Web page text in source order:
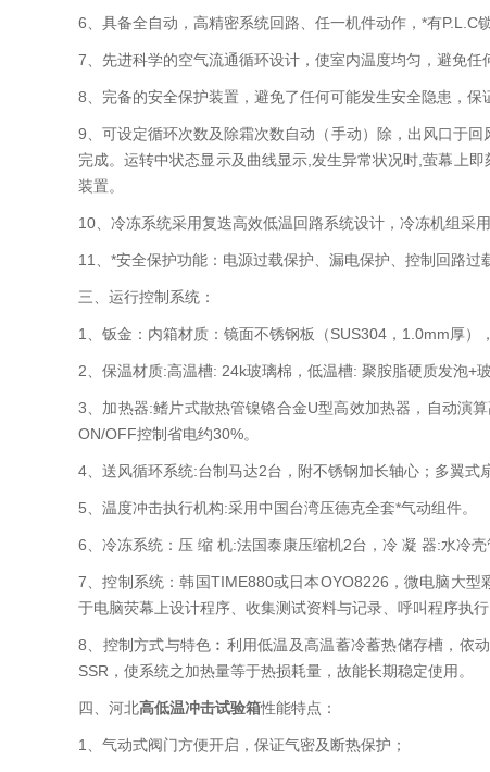
6、具备全自动，高精密系统回路、任一机件动作，*有P.L.C
7、先进科学的空气流通循环设计，使室内温度均匀，避免任
8、完备的安全保护装置，避免了任何可能发生安全隐患，保
9、可设定循环次数及除霜次数自动（手动）除，出风口于
完成。运转中状态显示及曲线显示,发生异常状况时,萤幕上
装置。
10、冷冻系统采用复迭高效低温回路系统设计，冷冻机组采
11、*安全保护功能：电源过载保护、漏电保护、控制回路
三、运行控制系统：
1、钣金：内箱材质：镜面不锈钢板（SUS304，1.0mm厚）
2、保温材质:高温槽: 24k玻璃棉，低温槽: 聚胺脂硬质发泡+玻
3、加热器:鳍片式散热管镍铬合金U型高效加热器，自动演
ON/OFF控制省电约30%。
4、送风循环系统:台制马达2台，附不锈钢加长轴心；多翼式
5、温度冲击执行机构:采用中国台湾压德克全套*气动组件。
6、冷冻系统：压 缩 机:法国泰康压缩机2台，冷 凝 器:水冷壳
7、控制系统：韩国TIME880或日本OYO8226，微电脑大
于电脑荧幕上设计程序、收集测试资料与记录、呼叫程序执行
8、控制方式与特色︰利用低温及高温蓄冷蓄热储存槽，依
SSR，使系统之加热量等于热损耗量，故能长期稳定使用。
四、河北高低温冲击试验箱性能特点：
1、气动式阀门方便开启，保证气密及断热保护；